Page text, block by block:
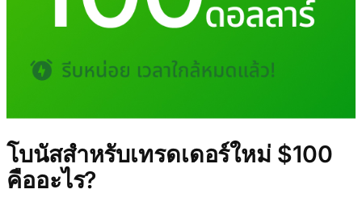
โบนัสสำหรับเทรดเดอร์ใหม่ $100
คืออะไร?